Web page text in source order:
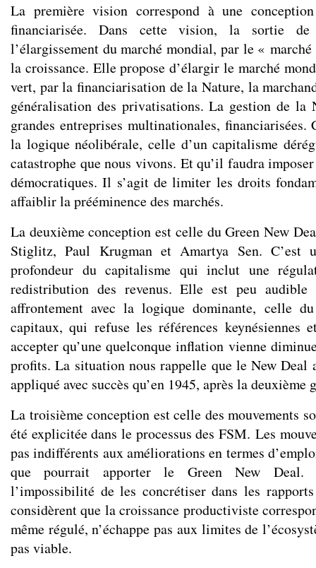
La première vision correspond à une
financiarisée. Dans cette vision, la sortie
l’élargissement du marché mondial, par le «
la croissance. Elle propose d’élargir le marché
vert, par la financiarisation de la Nature, la
généralisation des privatisations. La gestion de la
grandes entreprises multinationales, financiarisées.
la logique néolibérale, celle d’un capitalisme
catastrophe que nous vivons. Et qu’il faudra
démocratiques. Il s’agit de limiter les droits
affaiblir la prééminence des marchés.
La deuxième conception est celle du Green New
Stiglitz, Paul Krugman et Amartya Sen. C’est
profondeur du capitalisme qui inclut une
redistribution des revenus. Elle est peu
affrontement avec la logique dominante, celle
capitaux, qui refuse les références keynésiennes
accepter qu’une quelconque inflation vienne
profits. La situation nous rappelle que le New Deal
appliqué avec succès qu’en 1945, après la deuxième
La troisième conception est celle des mouvements
été explicitée dans le processus des FSM. Les
pas indifférents aux améliorations en termes
que pourrait apporter le Green New Deal.
l’impossibilité de les concrétiser dans les
considèrent que la croissance productiviste
même régulé, n’échappe pas aux limites de
pas viable.